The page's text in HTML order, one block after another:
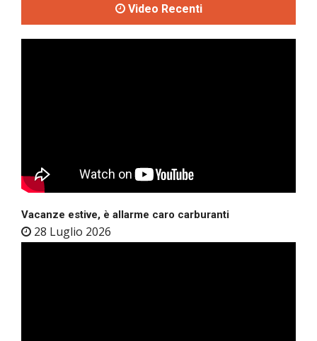
Video Recenti
Vacanze estive, è allarme caro carburanti
28 Luglio 2026